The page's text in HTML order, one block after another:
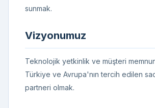
sunmak.
Vizyonumuz
Teknolojik yetkinlik ve müşteri
Türkiye ve Avrupa'nın tercih edilen
partneri olmak.